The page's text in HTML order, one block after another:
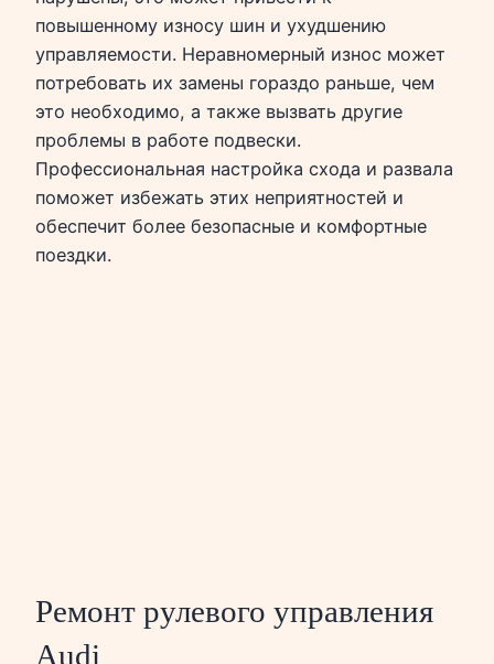
повышенному износу шин и ухудшению
управляемости. Неравномерный износ может
потребовать их замены гораздо раньше, чем
это необходимо, а также вызвать другие
проблемы в работе подвески.
Профессиональная настройка схода и развала
поможет избежать этих неприятностей и
обеспечит более безопасные и комфортные
поездки.
Ремонт рулевого управления
Audi